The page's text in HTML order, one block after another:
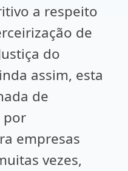
a respeito
de
do
assim, esta
de
por
empresas
vezes,